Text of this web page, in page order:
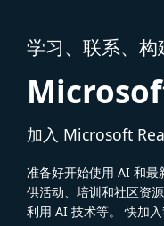
学习、联系、构
加入 Microsoft
准备好开始使用 AI 和
供活动、培训和社区资
利用 AI 技术等。 快加入